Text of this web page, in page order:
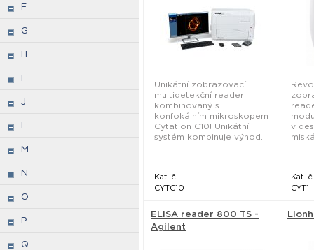
F
G
H
I
J
L
M
N
O
P
Q
Unikátní zobrazovací
multidetekční reader
kombinovaný s
konfokálním mikroskopem
Cytation C10! Unikátní
systém kombinuje výhod...
Kat. č.:
CYTC10
v
Kat.
CYT1
ELISA reader 800 TS -
Agilent